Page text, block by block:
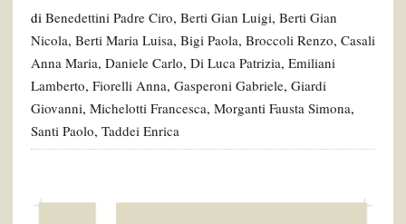
di Benedettini Padre Ciro, Berti Gian Luigi, Berti Gian
Nicola, Berti Maria Luisa, Bigi Paola, Broccoli Renzo, Casali
Anna Maria, Daniele Carlo, Di Luca Patrizia, Emiliani
Lamberto, Fiorelli Anna, Gasperoni Gabriele, Giardi
Giovanni, Michelotti Francesca, Morganti Fausta Simona,
Santi Paolo, Taddei Enrica